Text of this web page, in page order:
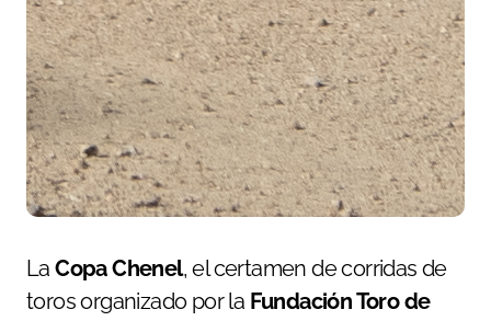
LaCopa Chenel, el certamen de corridas de
toros organizado por la Fundación Toro de